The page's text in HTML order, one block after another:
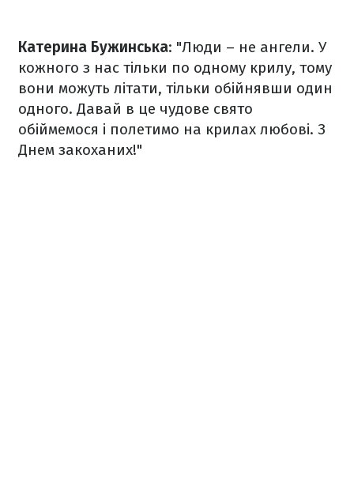
Катерина Бужинська: "Люди – не ангели. У
кожного з нас тільки по одному крилу, тому
вони можуть літати, тільки обійнявши один
одного. Давай в це чудове свято
обіймемося і полетимо на крилах любові. З
Днем закоханих!"